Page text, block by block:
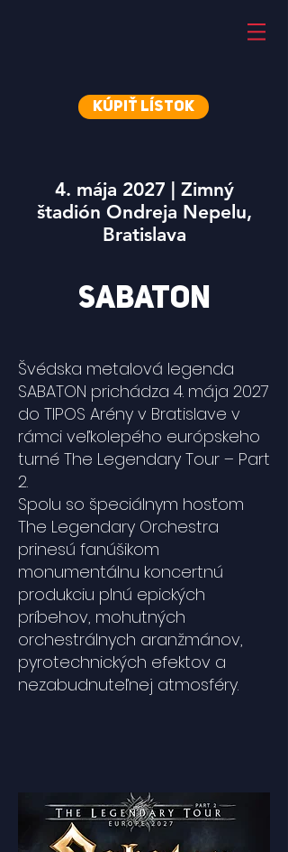
Kúpiť lístok
4. mája 2027 | Zimný
štadión Ondreja Nepelu,
Bratislava
SABATON
Švédska metalová legenda
SABATON prichádza 4. mája 2027
do TIPOS Arény v Bratislave v
rámci veľkolepého európskeho
turné The Legendary Tour – Part
2.
Spolu so špeciálnym hosťom
The Legendary Orchestra
prinesú fanúšikom
monumentálnu koncertnú
produkciu plnú epických
príbehov, mohutných
orchestrálnych aranžmánov,
pyrotechnických efektov a
nezabudnuteľnej atmosféry.